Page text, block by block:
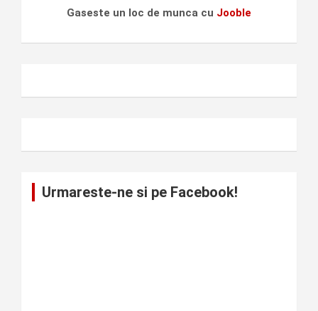
Gaseste un loc de munca cu Jooble
Urmareste-ne si pe Facebook!